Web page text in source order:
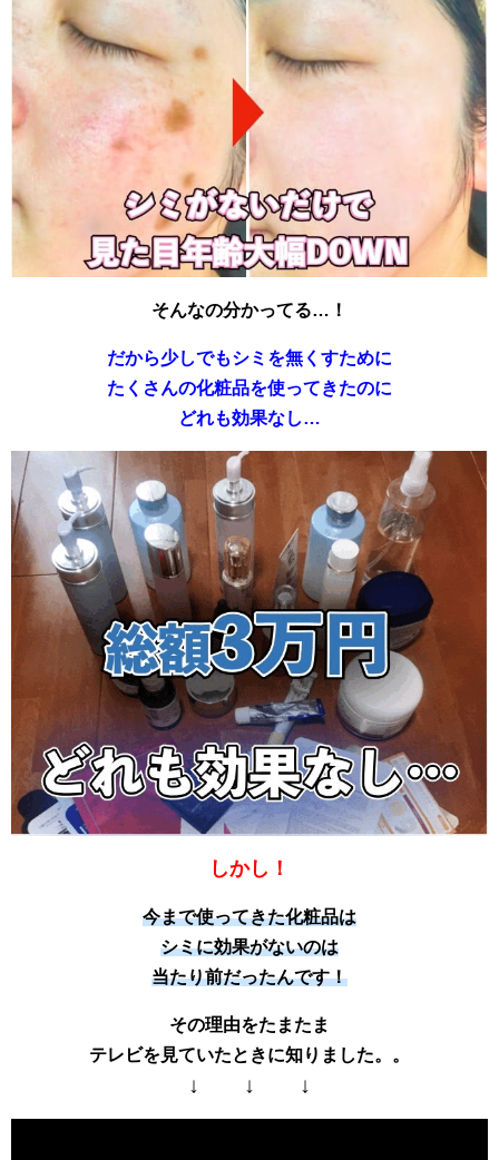
そんなの分かってる…！
だから少しでもシミを無くすために
たくさんの化粧品を使ってきたのに
どれも効果なし…
しかし！
今まで使ってきた化粧品は
シミに効果がないのは
当たり前だったんです！
その理由をたまたま
テレビを見ていたときに知りました。。
↓ ↓ ↓